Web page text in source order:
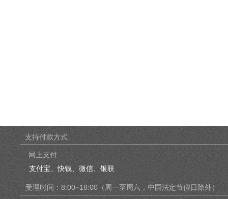
支持付款方式
网上支付
支付宝、快钱、微信、银联
受理时间：8:00~18:00（周一至周六，中国法定节假日除外）